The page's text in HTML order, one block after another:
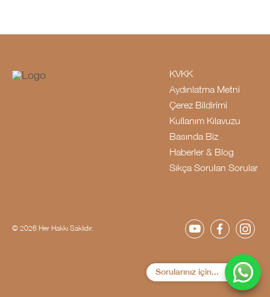
Sorularınız için...
KVKK
Aydınlatma Metni
Çerez Bildirimi
Kullanım Kılavuzu
Basında Biz
Haberler & Blog
Sıkça Sorulan Sorular
© 2026 Her Hakkı Saklıdır.